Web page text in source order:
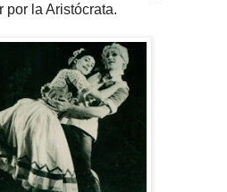
por la Aristócrata.